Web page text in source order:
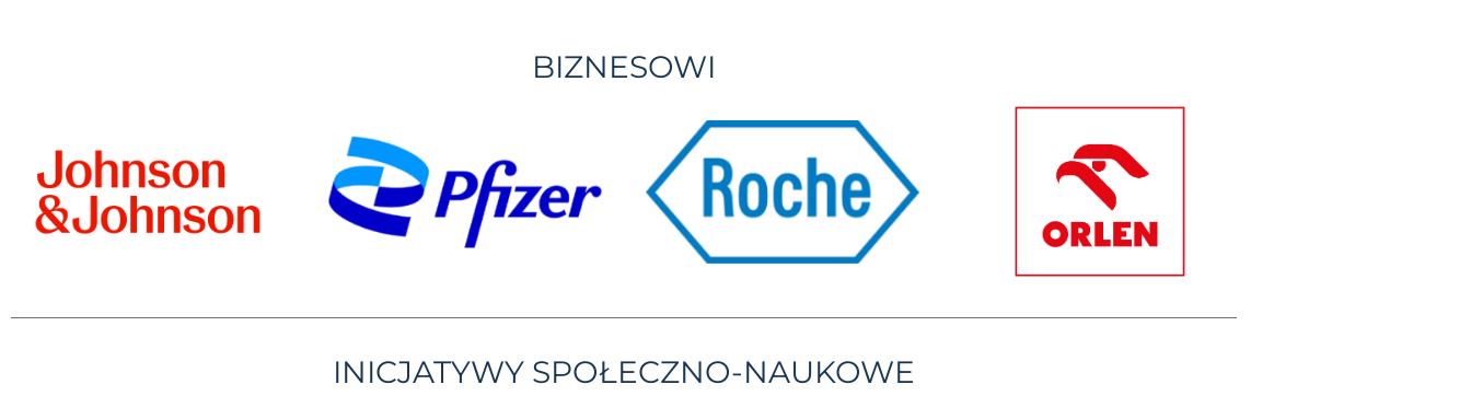
BIZNESOWI
INICJATYWY SPOŁECZNO-NAUKOWE